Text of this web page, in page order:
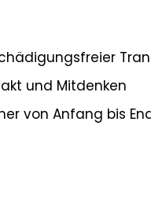
und Mitdenken
von Anfang bis